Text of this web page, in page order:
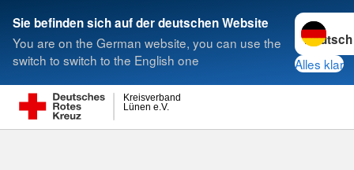
Sie befinden sich auf der deutschen Website
You are on the German website, you can use the
switch to switch to the English one
Sprache
Alles klar
Lünen e.V.
Kreisverband
Suche